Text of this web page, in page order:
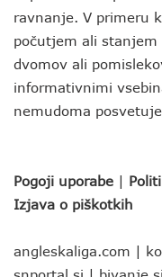
ravnanje. V primeru
počutjem ali
dvomov ali
informativnimi
nemudoma
Pogoji uporabe |
Izjava o piškotkih
angleskaliga.com |